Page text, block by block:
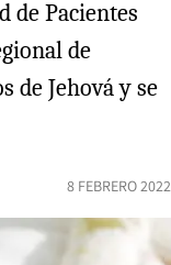
de Pacientes
de
de Jehová y se
8 FEBRERO 2022